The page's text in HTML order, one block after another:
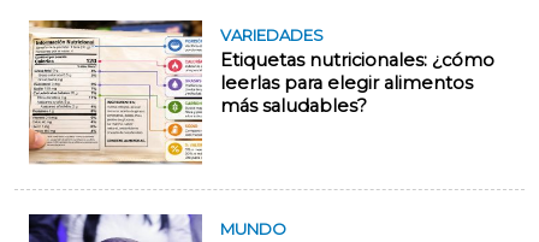
VARIEDADES
Etiquetas nutricionales: ¿cómo
leerlas para elegir alimentos
más saludables?
MUNDO